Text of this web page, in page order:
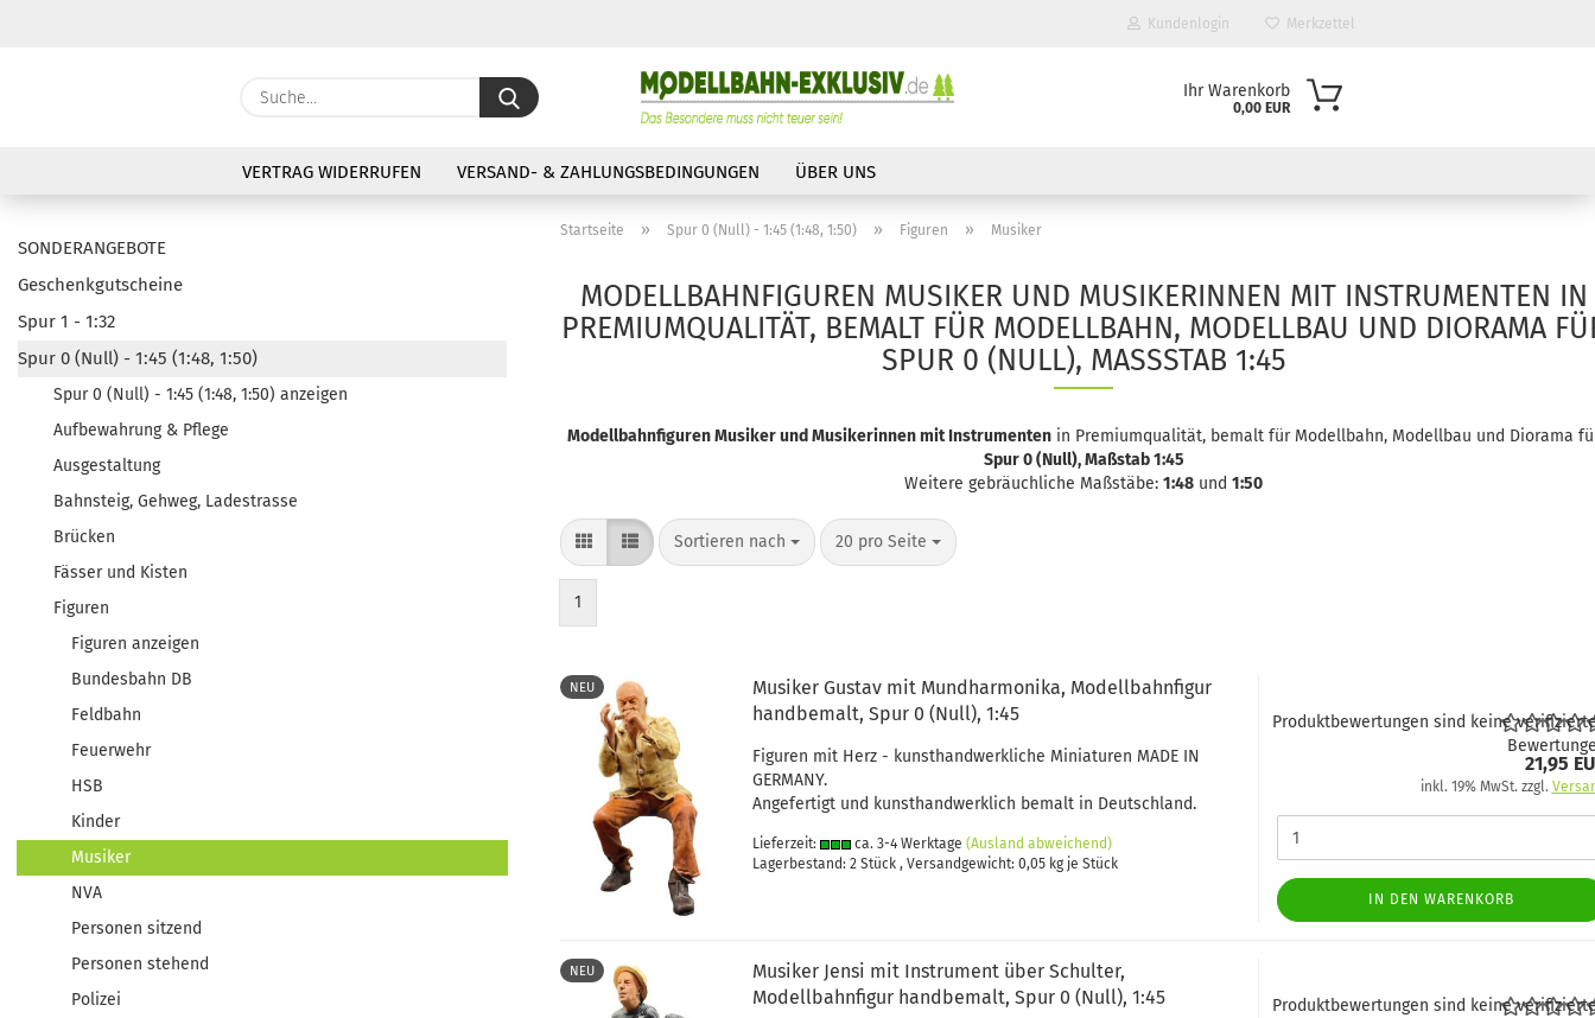
Kundenlogin
Passwort
Konto erstellen
Merkzettel
Suche... Ihr Warenkorb
0,00 EUR
VERTRAG WIDERRUFEN VERSAND- & ZAHLUNGSBEDINGUNGEN ÜBER UNS
Startseite » Spur 0 (Null) - 1:45 (1:48, 1:50) » Figuren » Musiker
MODELLBAHNFIGUREN MUSIKER UND MUSIKERINNEN MIT INSTRUMENTEN IN
PREMIUMQUALITÄT, BEMALT FÜR MODELLBAHN, MODELLBAU UND DIORAMA
SPUR 0 (NULL), MASSSTAB 1:45
Modellbahnfiguren Musiker und Musikerinnen mit Instrumenten in Premiumqualität, bemalt für Modellbahn, Modellbau und Diorama
Spur 0 (Null), Maßstab 1:45
Weitere gebräuchliche Maßstäbe:1:48 und1:50
Sortieren nach
Sortieren nach 20 pro Seite
pro Seite
1
NEU
Musiker Gustav mit Mundharmonika, Modellbahnfigur
handbemalt, Spur 0 (Null), 1:45
Figuren mit Herz - kunsthandwerkliche Miniaturen MADE IN
GERMANY.
Angefertigt und kunsthandwerklich bemalt in Deutschland.
Lieferzeit: ca. 3-4 Werktage (Ausland abweichend)
Lagerbestand: 2 Stück , Versandgewicht: 0,05kg je Stück
Produktbewertungen sind keine
21,95
inkl. 19% MwSt. zzgl.
IN DEN WARENKORB
NEU
Musiker Jensi mit Instrument über Schulter,
Modellbahnfigur handbemalt, Spur 0 (Null), 1:45
Produktbewertungen sind keine
SONDERANGEBOTE
Geschenkgutscheine
Spur 1 - 1:32
Spur 0 (Null) - 1:45 (1:48, 1:50)
Spur 0 (Null) - 1:45 (1:48, 1:50) anzeigen
Aufbewahrung & Pflege
Ausgestaltung
Bahnsteig, Gehweg, Ladestrasse
Brücken
Fässer und Kisten
Figuren
Figuren anzeigen
Bundesbahn DB
Feldbahn
Feuerwehr
HSB
Kinder
Musiker
NVA
Personen sitzend
Personen stehend
Polizei